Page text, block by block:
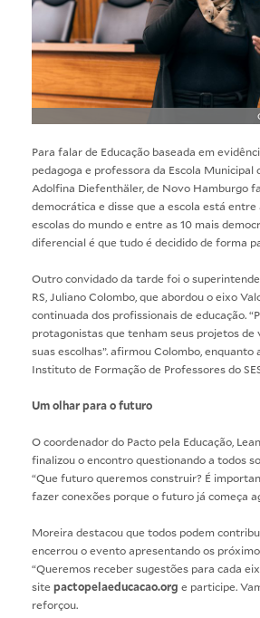
Para falar de Educação baseada em
pedagoga e professora da Escola Municipal
Adolfina Diefenthäler, de Novo Hamburgo
democrática e disse que a escola está
escolas do mundo e entre as 10 mais
diferencial é que tudo é decidido de forma
Outro convidado da tarde foi o
RS, Juliano Colombo, que abordou o eixo
continuada dos profissionais de educação.
protagonistas que tenham seus projetos de
suas escolhas”. afirmou Colombo, enquanto
Instituto de Formação de Professores do
Um olhar para o futuro
O coordenador do Pacto pela Educação,
finalizou o encontro questionando a todos
“Que futuro queremos construir? É
fazer conexões porque o futuro já começa
Moreira destacou que todos podem
encerrou o evento apresentando os
“Queremos receber sugestões para cada
site pactopelaeducacao.org e participe.
reforçou.